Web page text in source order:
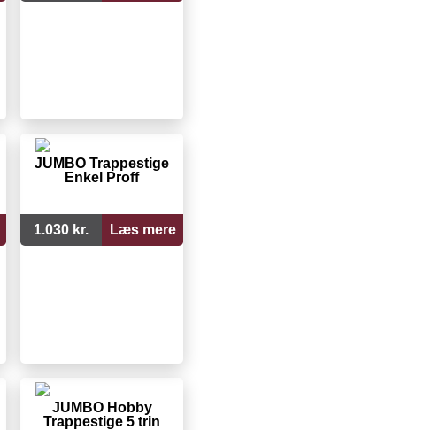
JUMBO Trappestige
Enkel Proff
1.030 kr. Læs mere
JUMBO Hobby
Trappestige 5 trin